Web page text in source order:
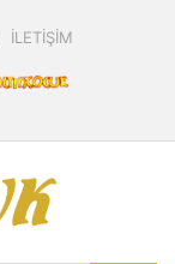
İLETİŞİM